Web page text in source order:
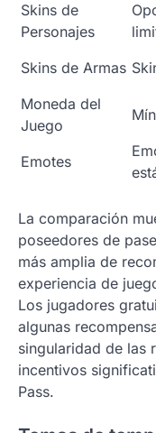
Skins de
Personajes
Skins de Armas
Moneda del
Juego
Emotes
La comparación
poseedores de
más amplia de
experiencia de
Los jugadores
algunas
singularidad de las
incentivos
Pass.